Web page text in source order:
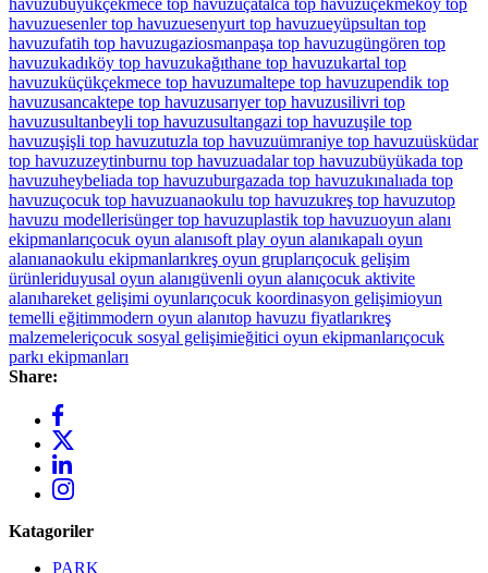
havuzuesenler top havuzuesenyurt top havuzueyüpsultan top
havuzufatih top havuzugaziosmanpaşa top havuzugüngören top
havuzukadıköy top havuzukağıthane top havuzukartal top
havuzuküçükçekmece top havuzumaltepe top havuzupendik top
havuzusancaktepe top havuzusarıyer top havuzusilivri top
havuzusultanbeyli top havuzusultangazi top havuzuşile top
havuzuşişli top havuzutuzla top havuzuümraniye top havuzuüsküdar
top havuzuzeytinburnu top havuzuadalar top havuzubüyükada top
havuzuheybeliada top havuzuburgazada top havuzukınalıada top
havuzuçocuk top havuzuanaokulu top havuzukreş top havuzutop
havuzu modellerisünger top havuzuplastik top havuzuoyun alanı
ekipmanlarıçocuk oyun alanısoft play oyun alanıkapalı oyun
alanıanaokulu ekipmanlarıkreş oyun gruplarıçocuk gelişim
ürünleriduyusal oyun alanıgüvenli oyun alanıçocuk aktivite
alanıhareket gelişimi oyunlarıçocuk koordinasyon gelişimioyun
temelli eğitimmodern oyun alanıtop havuzu fiyatlarıkreş
malzemeleriçocuk sosyal gelişimieğitici oyun ekipmanlarıçocuk
parkı ekipmanları
Share:
Katagoriler
PARK